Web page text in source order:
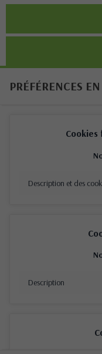
PRÉFÉRENCES
Description et des
Description